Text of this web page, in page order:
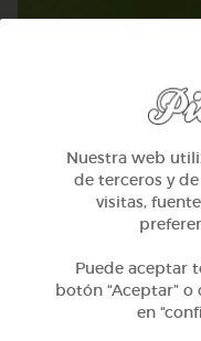
Nuestra web
de terceros y
visitas,
Puede aceptar
botón “Aceptar”
en